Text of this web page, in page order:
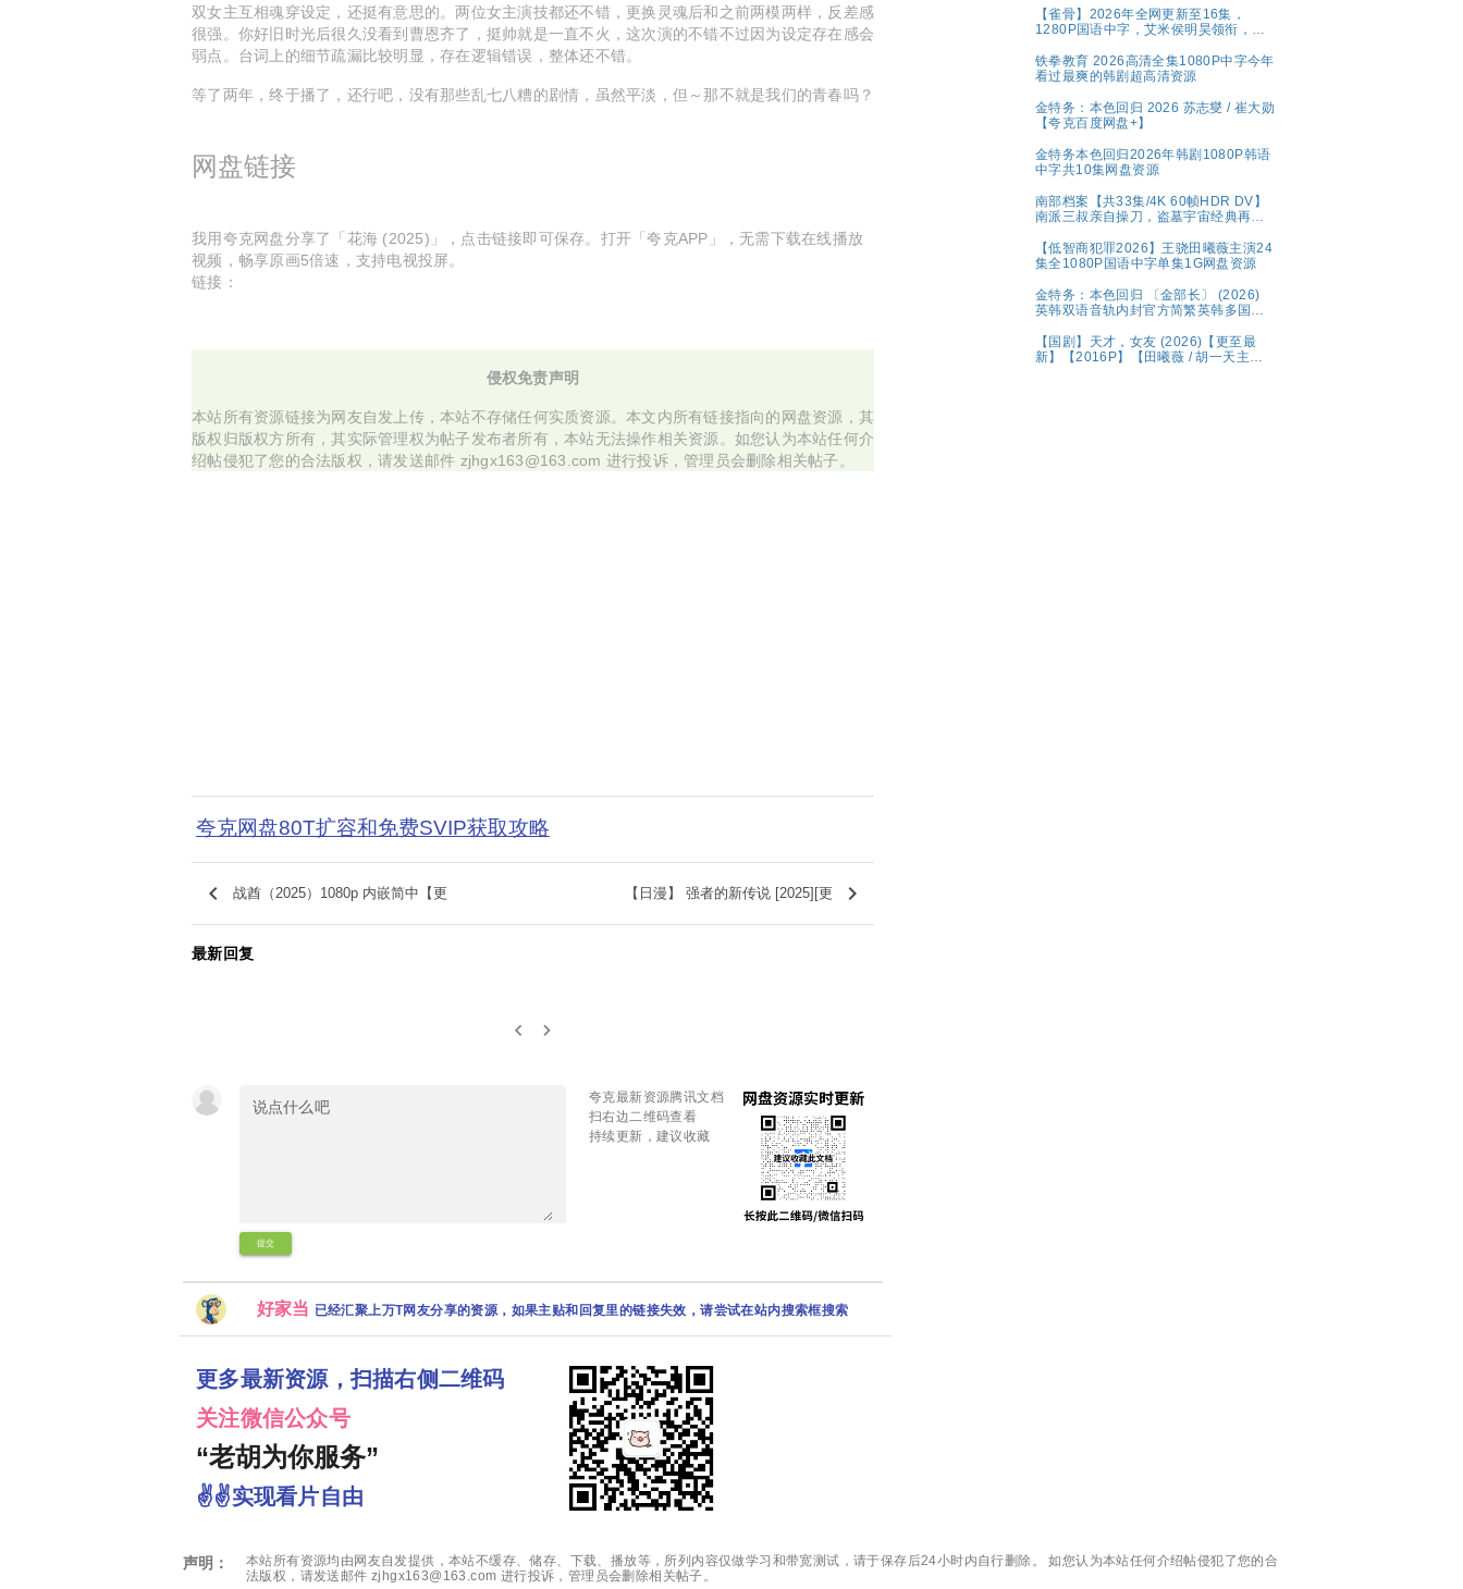
双女主互相魂穿设定，还挺有意思的。两位女主演技都还不错，更换灵魂后和之前两模两样，反差感
很强。你好旧时光后很久没看到曹恩齐了，挺帅就是一直不火，这次演的不错不过因为设定存在感会
弱点。台词上的细节疏漏比较明显，存在逻辑错误，整体还不错。
等了两年，终于播了，还行吧，没有那些乱七八糟的剧情，虽然平淡，但～那不就是我们的青春吗？
网盘链接
我用夸克网盘分享了「花海 (2025)」，点击链接即可保存。打开「夸克APP」，无需下载在线播放
视频，畅享原画5倍速，支持电视投屏。
链接：
侵权免责声明
本站所有资源链接为网友自发上传，本站不存储任何实质资源。本文内所有链接指向的网盘资源，其
版权归版权方所有，其实际管理权为帖子发布者所有，本站无法操作相关资源。如您认为本站任何介
绍帖侵犯了您的合法版权，请发送邮件 zjhgx163@163.com 进行投诉，管理员会删除相关帖子。
夸克网盘80T扩容和免费SVIP获取攻略
keyboard_arrow_left 战酋（2025）1080p 内嵌简中【更 【日漫】 强者的新传说 [2025][更 keyboard_arrow_right
最新回复
keyboard_arrow_left keyboard_arrow_right
提交
夸克最新资源腾讯文档
扫右边二维码查看
持续更新，建议收藏
好家当 已经汇聚上万T网友分享的资源，如果主贴和回复里的链接失效，请尝试在站内搜索框搜索
更多最新资源，扫描右侧二维码
关注微信公众号
“老胡为你服务”
✌✌实现看片自由
【雀骨】2026年全网更新至16集，
1280P国语中字，艾米侯明昊领衔，单
铁拳教育 2026高清全集1080P中字今年
看过最爽的韩剧超高清资源
金特务：本色回归 2026 苏志燮 / 崔大勋
【夸克百度网盘+】
金特务本色回归2026年韩剧1080P韩语
中字共10集网盘资源
南部档案【共33集/4K 60帧HDR DV】
南派三叔亲自操刀，盗墓宇宙经典再现
险启航🌊南洋谜局，诡影交错！连环猎
杀，高能对决💥奇幻/冒险【张新成、丁
【低智商犯罪2026】王骁田曦薇主演24
集全1080P国语中字单集1G网盘资源
金特务：本色回归 〔金部长〕 (2026)
英韩双语音轨内封官方简繁英韩多国字
3GB】
【国剧】天才，女友 (2026)【更至最
新】【2016P】【田曦薇 / 胡一天主
声明：
本站所有资源均由网友自发提供，本站不缓存、储存、下载、播放等，所列内容仅做学习和带宽测试，请于保存后24小时内自行删除。 如您认为本站任何介绍帖侵犯了您的合
法版权，请发送邮件 zjhgx163@163.com 进行投诉，管理员会删除相关帖子。